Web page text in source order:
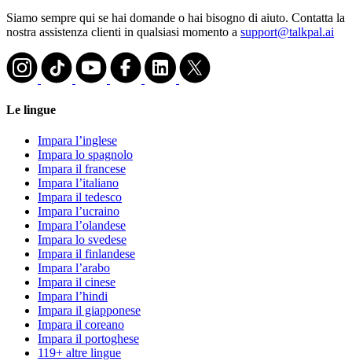
Siamo sempre qui se hai domande o hai bisogno di aiuto. Contatta la
nostra assistenza clienti in qualsiasi momento a support@talkpal.ai
Le lingue
Impara l’inglese
Impara lo spagnolo
Impara il francese
Impara l’italiano
Impara il tedesco
Impara l’ucraino
Impara l’olandese
Impara lo svedese
Impara il finlandese
Impara l’arabo
Impara il cinese
Impara l’hindi
Impara il giapponese
Impara il coreano
Impara il portoghese
119+ altre lingue